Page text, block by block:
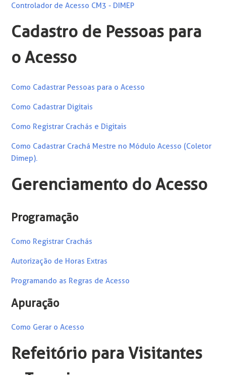
Controlador de Acesso CM3 - DIMEP
Cadastro de Pessoas para
o Acesso
Como Cadastrar Pessoas para o Acesso
Como Cadastrar Digitais
Como Registrar Crachás e Digitais
Como Cadastrar Crachá Mestre no Módulo Acesso (Coletor
Dimep).
Gerenciamento do Acesso
Programação
Como Registrar Crachás
Autorização de Horas Extras
Programando as Regras de Acesso
Apuração
Como Gerar o Acesso
Refeitório para Visitantes